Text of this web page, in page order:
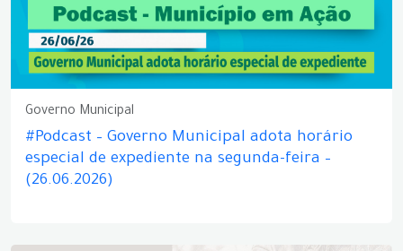
Governo Municipal
#Podcast – Governo Municipal adota horário
especial de expediente na segunda-feira –
(26.06.2026)